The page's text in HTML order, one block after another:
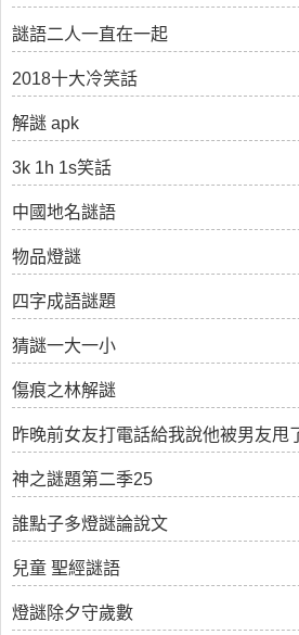
謎語二人一直在一起
2018十大冷笑話
解謎 apk
3k 1h 1s笑話
中國地名謎語
物品燈謎
四字成語謎題
猜謎一大一小
傷痕之林解謎
昨晚前女友打電話給我說他被男友甩
神之謎題第二季25
誰點子多燈謎論說文
兒童 聖經謎語
燈謎除夕守歲數